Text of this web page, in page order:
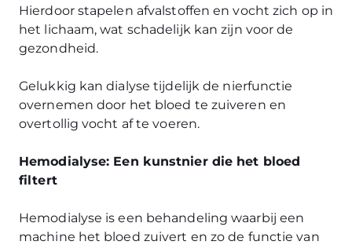
Hierdoor stapelen afvalstoffen en vocht zich op in
het lichaam, wat schadelijk kan zijn voor de
gezondheid.
Gelukkig kan dialyse tijdelijk de nierfunctie
overnemen door het bloed te zuiveren en
overtollig vocht af te voeren.
Hemodialyse: Een kunstnier die het bloed
filtert
Hemodialyse is een behandeling waarbij een
machine het bloed zuivert en zo de functie van